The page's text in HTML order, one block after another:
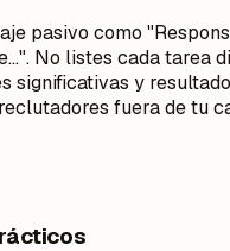
pasivo como
No listes cada tarea
significativas y
fuera de tu